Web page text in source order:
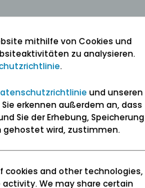
mithilfe von Cookies und
zu analysieren.
.
und unseren
erkennen außerdem an, dass
Sie der Erhebung, Speicherung
gehostet wird, zustimmen.
cookies and other technologies,
We may share certain